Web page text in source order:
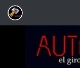
Saltar al contenido